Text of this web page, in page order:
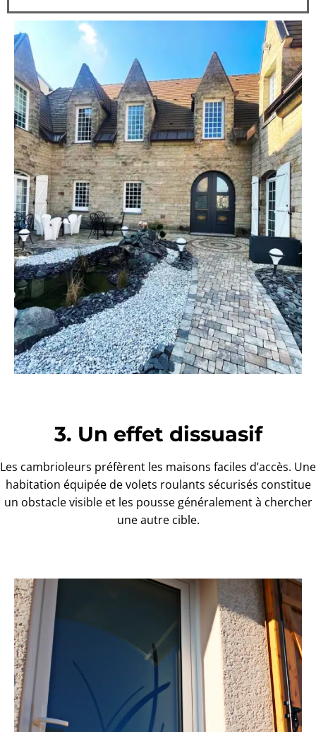
3. Un effet dissuasif
Les cambrioleurs préfèrent les maisons faciles d’accès. Une
habitation équipée de volets roulants sécurisés constitue
un obstacle visible et les pousse généralement à chercher
une autre cible.